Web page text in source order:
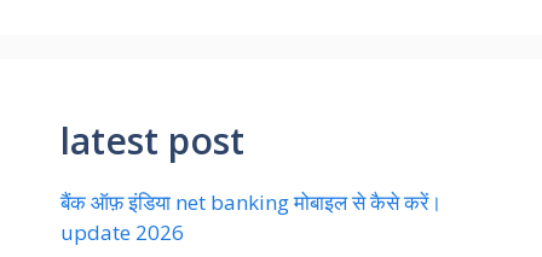
latest post
बैंक ऑफ़ इंडिया net banking मोबाइल से कैसे करें।
update 2026